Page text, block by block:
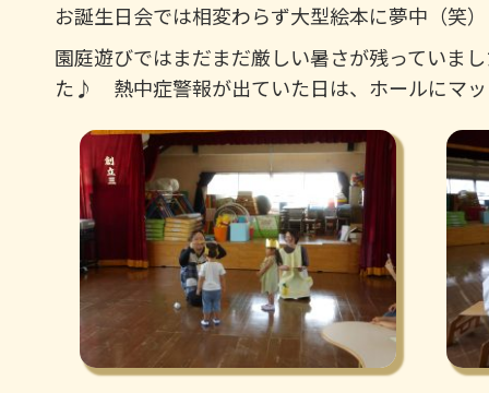
お誕生日会では相変わらず大型絵本に夢中（笑
園庭遊びではまだまだ厳しい暑さが残っていま
た♪ 熱中症警報が出ていた日は、ホールにマ